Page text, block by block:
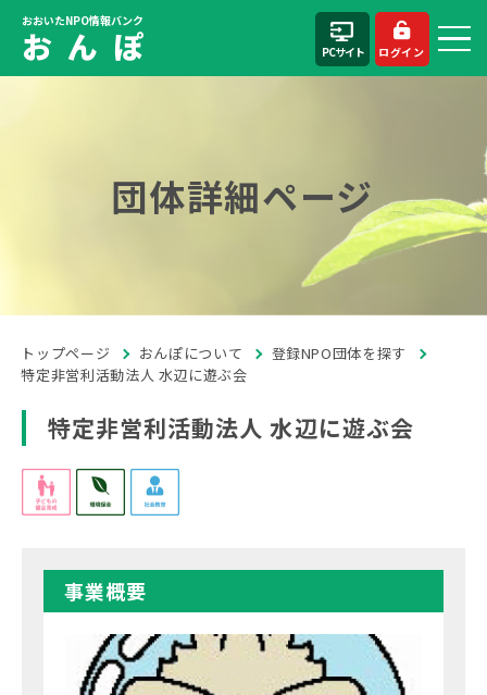
おおいたNPO情報バンク
お ん ぽ PCサイト ログイン
団体詳細ページ
トップページ おんぽについて
登録NPO団体を探す
特定非営利活動法人 水辺に遊ぶ会
特定非営利活動法人 水辺に遊ぶ会
事業概要